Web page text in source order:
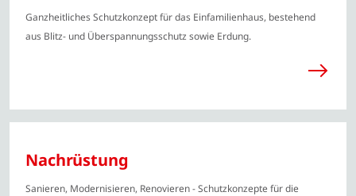
Ganzheitliches Schutzkonzept für das Einfamilienhaus, bestehend
aus Blitz- und Überspannungsschutz sowie Erdung.
Nachrüstung
Sanieren, Modernisieren, Renovieren - Schutzkonzepte für die